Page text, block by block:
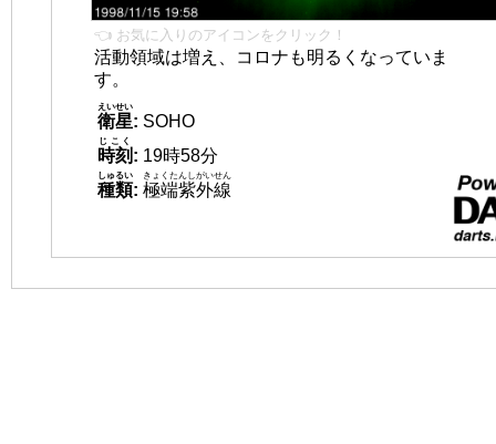
👈 お気に入りのアイコンをクリック！
活動領域は増え、コロナも明るくなっていま
す。
衛星
えいせい
: SOHO
時刻
じこく
: 19時58分
種類
しゅるい
: 極端紫外線
きょくたんしがいせん